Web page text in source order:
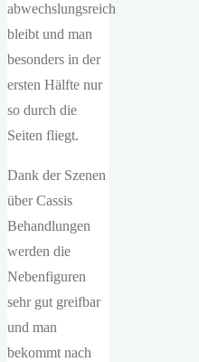
abwechslungsreich
bleibt und man
besonders in der
ersten Hälfte nur
so durch die
Seiten fliegt.
Dank der Szenen
über Cassis
Behandlungen
werden die
Nebenfiguren
sehr gut greifbar
und man
bekommt nach